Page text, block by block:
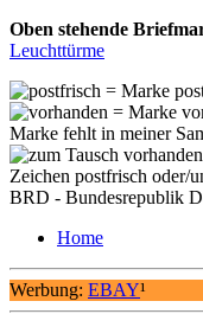
Oben stehende
Leuchttürme
= Marke
= Marke
Marke fehlt in meiner
Zeichen postfrisch oder/
BRD - Bundesrepublik
Home
Werbung: EBAY¹